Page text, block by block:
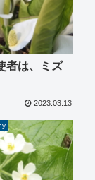
者は、ミズ
2023.03.13